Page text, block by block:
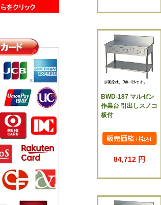
BWD-187 マルゼン
作業台 引出しスノコ
板付
84,712 円